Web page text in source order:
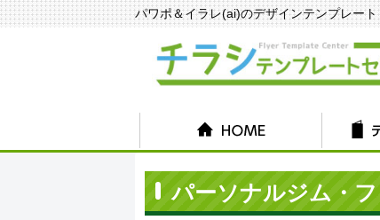
パワポ＆イラレ(ai)のデザインテンプレー
パーソナルジム・